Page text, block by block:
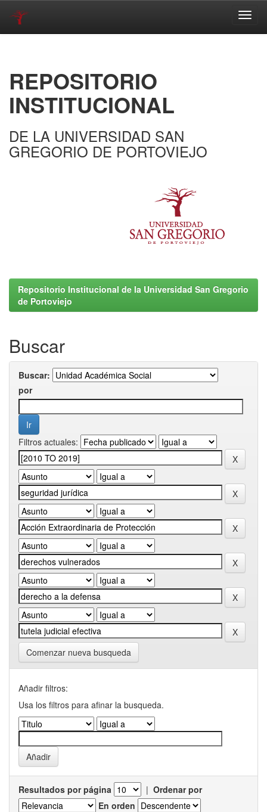
REPOSITORIO
INSTITUCIONAL
DE LA UNIVERSIDAD SAN
GREGORIO DE PORTOVIEJO
Repositorio Institucional de la Universidad San Gregorio
de Portoviejo
Buscar
Buscar:
por
Filtros actuales:
Comenzar nueva busqueda
Añadir filtros:
Usa los filtros para afinar la busqueda.
Resultados por página | Ordenar por
En orden